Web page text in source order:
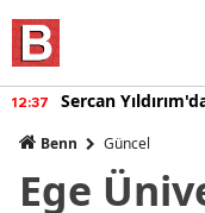
12:37 Sercan
Benn Güncel
Ege